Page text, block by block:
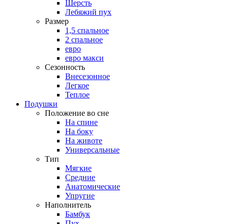
Шерсть
Лебяжий пух
Размер
1,5 спальное
2 спальное
евро
евро макси
Сезонность
Внесезонное
Легкое
Теплое
Подушки
Положение во сне
На спине
На боку
На животе
Универсальные
Тип
Мягкие
Средние
Анатомические
Упругие
Наполнитель
Бамбук